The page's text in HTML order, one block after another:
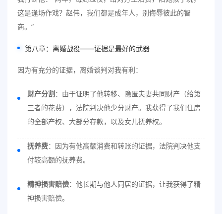
这是逢场作戏？赵伟，我们都是成年人，别侮辱彼此的智
商。”
第八章：离婚战役——证据是最好的武器
因为有充分的证据，离婚谈判对我有利：
财产分割 ：由于证明了他转移、隐匿夫妻共同财产（给第
三者的花费），法院判决他少分财产。我获得了我们住房
的全部产权、大部分存款，以及女儿抚养权。
抚养费：因为有他高额消费和转账的证据，法院判决他支
付较高额的抚养费。
精神损害赔偿：他长期与他人同居的证据，让我获得了精
神损害赔偿。